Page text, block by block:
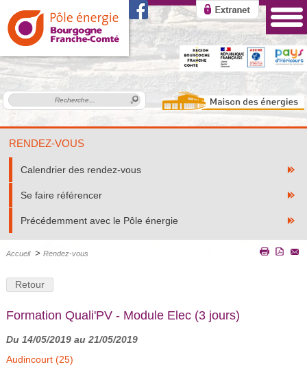
RENDEZ-VOUS
Calendrier des rendez-vous
Se faire référencer
Précédemment avec le Pôle énergie
Accueil > Rendez-vous
Retour
Formation Quali'PV - Module Elec (3 jours)
Du 14/05/2019 au 21/05/2019
Audincourt (25)